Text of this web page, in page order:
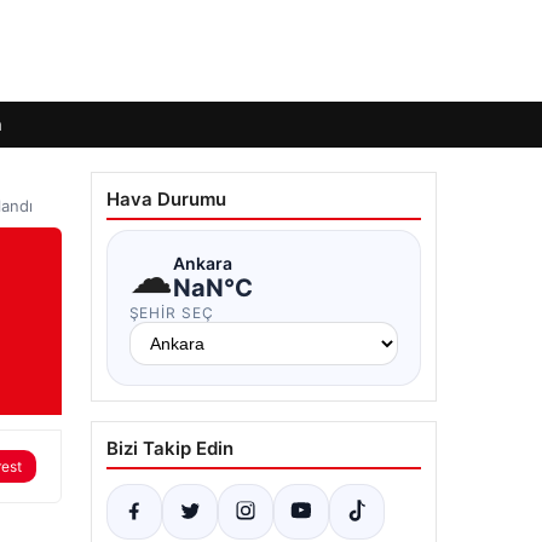
Hava Durumu
☁Ankara
NaN°C
ŞEHIR SEÇ
Bizi Takip Edin